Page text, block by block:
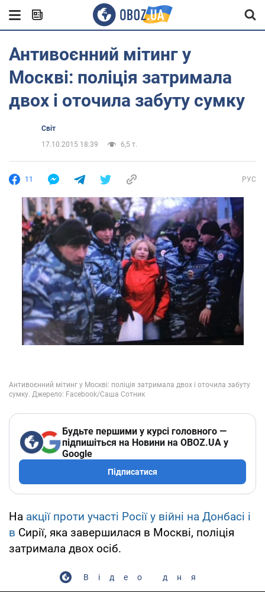
Антивоєнний мітинг у
Москві: поліція затримала
двох і оточила забуту сумку
Світ
17.10.2015 18:39
6,5 т.
11 РУС
Будьте першими у курсі головного —
підпишіться на Новини на OBOZ.UA у
Google
Підписатися
На акції проти участі Росії у війні на Донбасі і
в Сирії, яка завершилася в Москві, поліція
затримала двох осіб.
Відео дня